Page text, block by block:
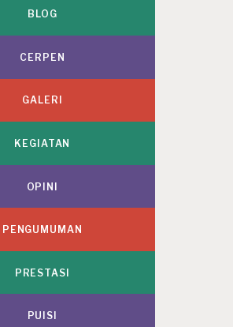
BLOG
CERPEN
GALERI
KEGIATAN
OPINI
PENGUMUMAN
PRESTASI
PUISI